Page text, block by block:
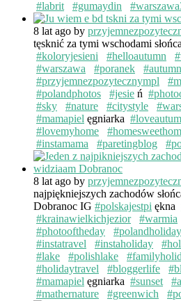
#labrit #gumaydin
8 lat ago by
tęsknić za tymi wschodami
#koloryjesieni
#helloautumn
#warszawa
#poranek #autumn
#przyjemnezpozytecznympl
#polandphotos
#jesie ń
#sky
#nature #citystyle
#mamapiel ęgniarka
#lovemyhome
#instamama
#paretingblog
8 lat ago by
najpiękniejszych zachodów
Dobranoc IG #polskajestpi ękna
#krainawielkichjezior
#warmia
#photooftheday
#polandholiday
#instatravel
#instaholiday
#lake
#polishlake
#holidaytravel
#bloggerlife
#mamapiel ęgniarka #sunset
#mathernature
#greenwich